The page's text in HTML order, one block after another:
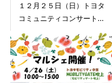
１２月２５日（日）トヨタ
コミュニティコンサート...